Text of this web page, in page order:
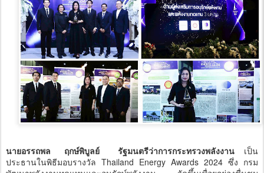
นายอรรถพล ฤกษ์พิบูลย์ รัฐมนตรีว่าการกระทรวงพลังงาน
เป็น
ประธานในพิธีมอบรางวัล Thailand Energy Awards 2024 ซึ่ง กรม